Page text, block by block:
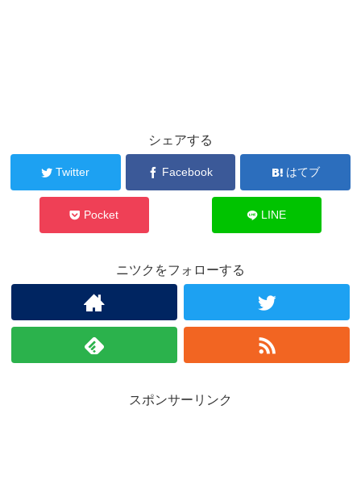
シェアする
Twitter Facebook はてブ
Pocket LINE
ニツクをフォローする
スポンサーリンク